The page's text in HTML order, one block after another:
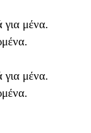
μένα.
μένα.